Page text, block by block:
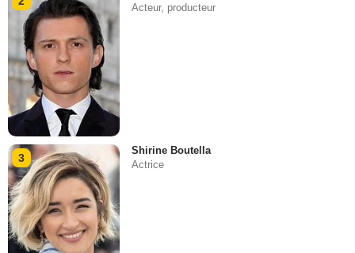
Acteur, producteur
3
Shirine Boutella
Actrice